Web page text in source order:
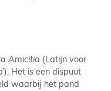
Amicitia (Latijn voor
Het is een dispuut
waarbij het pand